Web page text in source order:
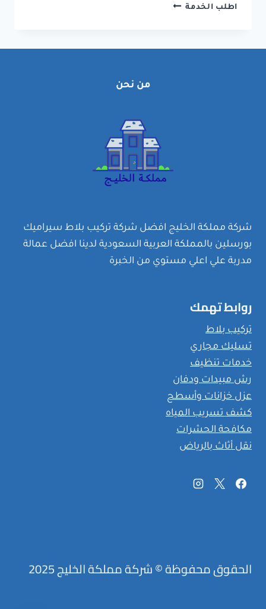
اطلب الخدمةشركة
من نحن
شركة مملكة الخليج افضل شركة تركيب بلاط سيراميك
بورسلين بالمملكة العربية السعودية لدينا افضل عمالة
مدربة علي اعلي مستوي من الخبرة
روابط تهمك
تركيب بلاط
تسليك مجاري
خدمات تنظيف
رش مبيدات ودفان
عزل خزانات وأسطح
كشف تسريب المياه
مكافحة الحشرات
نقل أثاث بالرياض
الحقوق محفوظة © شركة مملكة الخليج 2025